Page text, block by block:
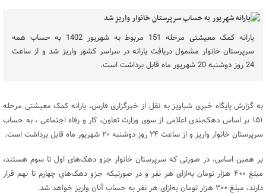
یارانه کمک معیشتی مرحله 151 مربوط به شهریور 1402 به حساب همه
سرپرستان خانوار مشمول دریافت یارانه در سراسر کشور واریز شد و از ساعت
24 روز دوشنبه 20 شهریور ماه قابل برداشت است.
به گزارش پایگاه خبری شباویز به نقل از خبرگزاری فارس، یارانه کمک معیشتی مرحله
۱۵۱ بر اساس دهک‌بندی اعلامی از سوی وزارت تعاون، کار و رفاه اجتماعی ، به حساب
سرپرستان خانوار واریز و از ساعت ۲۴ روز دوشنبه ۲۰ شهریور ماه قابل برداشت است.
بر همین اساس، در صورتی که سرپرستان خانوار جزو دهک‌های اول تا سوم هستند،
مبلغ ۴۰۰ هزار تومان به‌ازای هر نفر و در صورتیکه جزو دهک‌های چهارم تا نهم قرار
دارند، مبلغ ۳۰۰ هزار تومان به‌ازای هر نفر به حساب آنان واریز خواهد شد.